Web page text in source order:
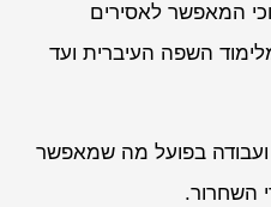
המאפשר לאסירים
השפה העיברית ועד
ועבודה בפועל מה שמאפשר
השחרור.